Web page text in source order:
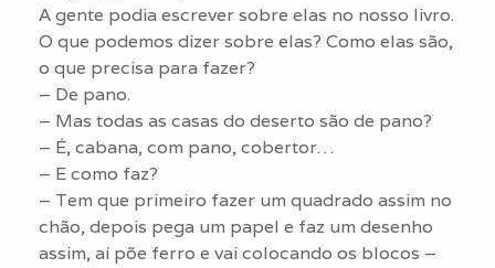
A gente podia escrever sobre elas no nosso livro.
O que podemos dizer sobre elas? Como elas são,
o que precisa para fazer?
– De pano.
– Mas todas as casas do deserto são de pano?
– É, cabana, com pano, cobertor…
– E como faz?
– Tem que primeiro fazer um quadrado assim no
chão, depois pega um papel e faz um desenho
assim, aí põe ferro e vai colocando os blocos –